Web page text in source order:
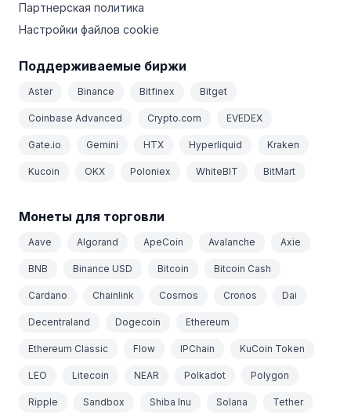
Партнерская политика
Настройки файлов cookie
Поддерживаемые биржи
Aster Binance Bitfinex Bitget
Coinbase Advanced Crypto.com EVEDEX
Gate.io Gemini HTX Hyperliquid Kraken
Kucoin OKX Poloniex WhiteBIT BitMart
Монеты для торговли
Aave Algorand ApeCoin Avalanche Axie
BNB Binance USD Bitcoin Bitcoin Cash
Cardano Chainlink Cosmos Cronos Dai
Decentraland Dogecoin Ethereum
Ethereum Classic Flow IPChain KuCoin Token
LEO Litecoin NEAR Polkadot Polygon
Ripple Sandbox Shiba Inu Solana Tether